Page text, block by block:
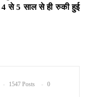
4 से 5 साल से ही रुकी हुई
1547 Posts 0